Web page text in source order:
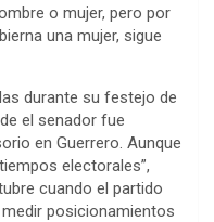
o mujer, pero por
una mujer, sigue
durante su festejo de
el senador fue
en Guerrero. Aunque
electorales”,
cuando el partido
posicionamientos